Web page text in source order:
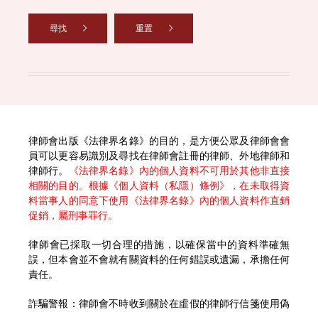
尋找 重置
律師會出版《法律界名錄》的目的，是方便公眾及律師會會
員可以更容易識別及尋找在律師會註冊的律師、外地律師和
律師行。
《法律界名錄》內的個人資料不可用於其他非直接
相關的目的。根據《個人資料（私隱）條例》，在未取得資
料當事人的同意下使用《法律界名錄》內的個人資料作直銷
促銷，屬刑事罪行。
律師會已採取一切合理的措施，以確保當中的資料準確無
誤，但本會並不會就有關資料的任何錯誤或遺漏，承擔任何
責任。
詐騙警報：律師會不時收到關於在虛假的律師行信箋使用偽